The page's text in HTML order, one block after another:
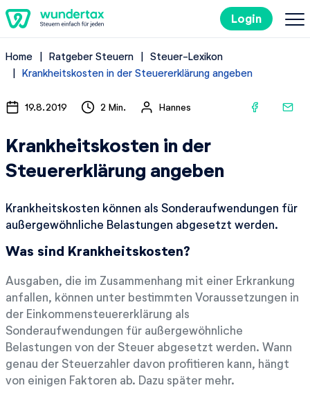
Login
So geht's
Kosten
Steuertipps
Home Ratgeber Steuern
Steuer-Lexikon
Krankheitskosten in der Steuererklärung angeben
19.8.2019 2 Min. Hannes
Krankheitskosten in der
Steuererklärung angeben
Krankheitskosten können als Sonderaufwendungen für
außergewöhnliche Belastungen abgesetzt werden.
Was sind Krankheitskosten?
Ausgaben, die im Zusammenhang mit einer Erkrankung
anfallen, können unter bestimmten Voraussetzungen in
der Einkommensteuererklärung als
Sonderaufwendungen für außergewöhnliche
Belastungen von der Steuer abgesetzt werden. Wann
genau der Steuerzahler davon profitieren kann, hängt
von einigen Faktoren ab. Dazu später mehr.